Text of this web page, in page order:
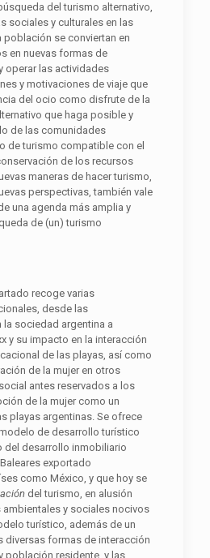
del turismo alternativo,
sociales y culturales en las
población se conviertan en
en nuevas formas de
operar las actividades
y motivaciones de viaje que
del ocio como disfrute de la
que haga posible y
de las comunidades
de turismo compatible con el
de los recursos
maneras de hacer turismo,
perspectivas, también vale
una agenda más amplia y
de (un) turismo
recoge varias
desde las
sociedad argentina a
y su impacto en la interacción
de las playas, así como
de la mujer en otros
antes reservados a los
de la mujer como un
playas argentinas. Se ofrece
de desarrollo turístico
del desarrollo inmobiliario
exportado
como México, y que hoy se
del turismo, en alusión
y sociales nocivos
turístico, además de un
diversas formas de interacción
población residente, y las